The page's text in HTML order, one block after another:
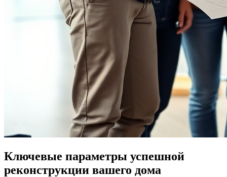
Ключевые параметры успешной
реконструкции вашего дома